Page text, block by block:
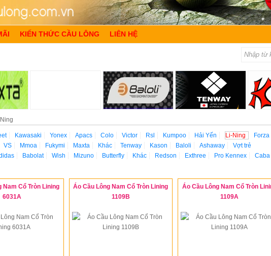
KIẾN THỨC CẦU LÔNG LIÊN HỆ
Kawasaki Yonex Apacs Colo Victor Rsl Kumpoo Hải Yến Li-Ning Forza
VS
Mmoa Fukymi Maxta Khác Tenway Kason Baloli Ashaway
Vợt trẻ
Babolat Wish Mizuno Butterfly Khác Redson Exthree Pro Kennex Caba
Nam Cổ Tròn Lining
6031A
Áo Cầu Lông Nam Cổ Tròn Lining
1109B
Áo Cầu Lông Nam Cổ Tròn
1109A